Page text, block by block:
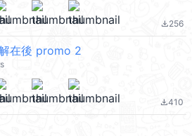
file_download256
在後 promo 2
file_download410